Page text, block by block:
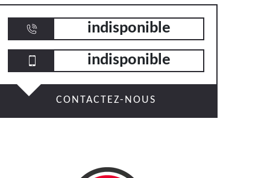
indisponible
indisponible
CONTACTEZ-NOUS